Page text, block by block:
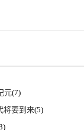
元(7)
将要到来(5)